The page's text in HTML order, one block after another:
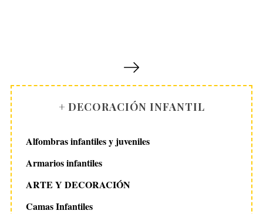
g
i
n
a
c
i
ó
n
+ DECORACIÓN INFANTIL
Alfombras infantiles y juveniles
Armarios infantiles
ARTE Y DECORACIÓN
Camas Infantiles
e
a